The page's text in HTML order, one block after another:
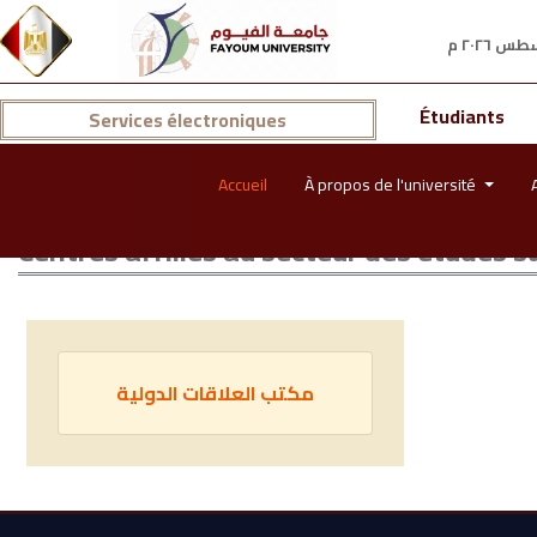
Services électroniques Étudiants
Accueil À propos de l'université
Centres affiliés au secteur des études
مكتب العلاقات الدولية